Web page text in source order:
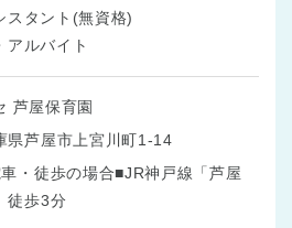
スタント(無資格)
アルバイト
芦屋保育園
県芦屋市上宮川町1-14
・徒歩の場合■JR神戸線「芦屋
徒歩3分